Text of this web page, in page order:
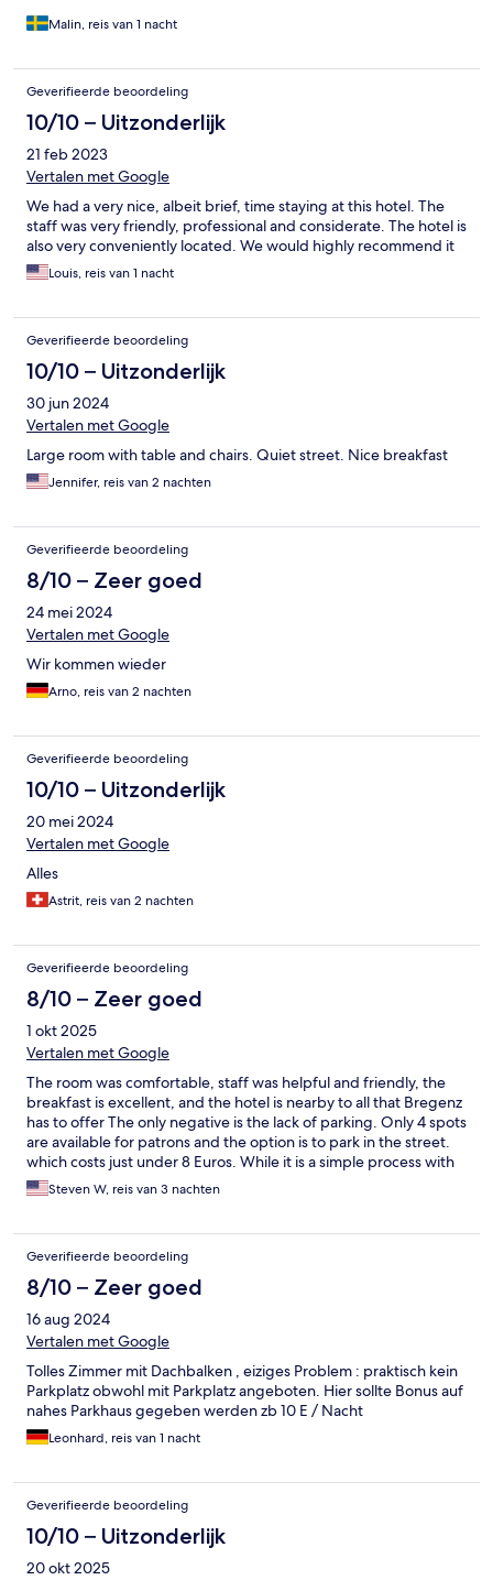
Malin, reis van 1 nacht
Geverifieerde beoordeling
10/10 – Uitzonderlijk
21 feb 2023
Vertalen met Google
We had a very nice, albeit brief, time staying at this hotel. The
staff was very friendly, professional and considerate. The hotel is
also very conveniently located. We would highly recommend it
Louis, reis van 1 nacht
Geverifieerde beoordeling
10/10 – Uitzonderlijk
30 jun 2024
Vertalen met Google
Large room with table and chairs. Quiet street. Nice breakfast
Jennifer, reis van 2 nachten
Geverifieerde beoordeling
8/10 – Zeer goed
24 mei 2024
Vertalen met Google
Wir kommen wieder
Arno, reis van 2 nachten
Geverifieerde beoordeling
10/10 – Uitzonderlijk
20 mei 2024
Vertalen met Google
Alles
Astrit, reis van 2 nachten
Geverifieerde beoordeling
8/10 – Zeer goed
1 okt 2025
Vertalen met Google
The room was comfortable, staff was helpful and friendly, the
breakfast is excellent, and the hotel is nearby to all that Bregenz
has to offer The only negative is the lack of parking. Only 4 spots
are available for patrons and the option is to park in the street.
which costs just under 8 Euros. While it is a simple process with
many self-serve pay stations, doing this at midnight is a pain.
Steven W, reis van 3 nachten
Geverifieerde beoordeling
8/10 – Zeer goed
16 aug 2024
Vertalen met Google
Tolles Zimmer mit Dachbalken , eiziges Problem : praktisch kein
Parkplatz obwohl mit Parkplatz angeboten. Hier sollte Bonus auf
nahes Parkhaus gegeben werden zb 10 E / Nacht
Leonhard, reis van 1 nacht
Geverifieerde beoordeling
10/10 – Uitzonderlijk
20 okt 2025